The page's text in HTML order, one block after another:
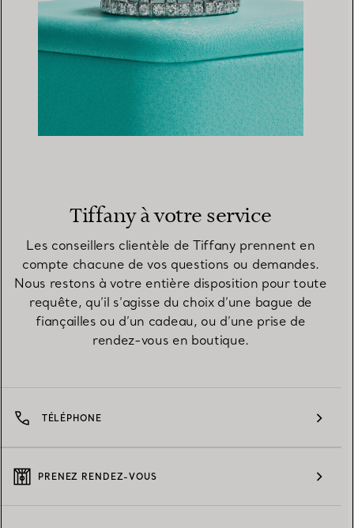
Tiffany à votre service
Les conseillers clientèle de Tiffany prennent en
compte chacune de vos questions ou demandes.
Nous restons à votre entière disposition pour toute
requête, qu’il s’agisse du choix d’une bague de
fiançailles ou d’un cadeau, ou d’une prise de
rendez-vous en boutique.
TÉLÉPHONE
PRENEZ RENDEZ-VOUS